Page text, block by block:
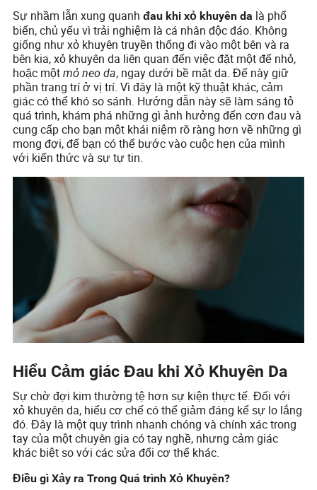
Sự nhầm lẫn xung quanhđau khi xỏ khuyên da là phổ
biến, chủ yếu vì trải nghiệm là cá nhân độc đáo. Không
giống như xỏ khuyên truyền thống đi vào một bên và ra
bên kia, xỏ khuyên da liên quan đến việc đặt một đế nhỏ,
hoặc mộtmỏ neo da, ngay dưới bề mặt da. Đế này giữ
phần trang trí ở vị trí. Vì đây là một kỹ thuật khác, cảm
giác có thể khó so sánh. Hướng dẫn này sẽ làm sáng tỏ
quá trình, khám phá những gì ảnh hưởng đến cơn đau và
cung cấp cho bạn một khái niệm rõ ràng hơn về những gì
mong đợi, để bạn có thể bước vào cuộc hẹn của mình
với kiến thức và sự tự tin.
Hiểu Cảm giác Đau khi Xỏ Khuyên Da
Sự chờ đợi kim thường tệ hơn sự kiện thực tế. Đối với
xỏ khuyên da, hiểu cơ chế có thể giảm đáng kể sự lo lắng
đó. Đây là một quy trình nhanh chóng và chính xác trong
tay của một chuyên gia có tay nghề, nhưng cảm giác
khác biệt so với các sửa đổi cơ thể khác.
Điều gì Xảy ra Trong Quá trình Xỏ Khuyên?